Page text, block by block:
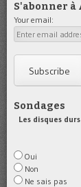
S'abonner à
Your email:
Sondages
Les disques
Oui
Non
Ne sais pas